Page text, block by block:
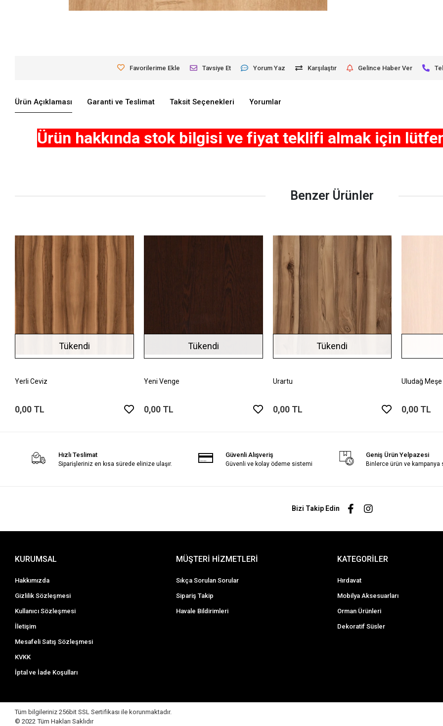
Favorilerime Ekle Tavsiye Et Yorum Yaz Karşılaştır Gelince Haber Ver
Ürün Açıklaması Garanti ve Teslimat Taksit Seçenekleri Yorumlar
Ürün hakkında stok bilgisi ve fiyat teklifi almak için
Benzer Ürünler
Tükendi
Yerli Ceviz
0,00 TL
Tükendi
Yeni Venge
0,00 TL
Tükendi
Urartu
0,00 TL
Uludağ Meşe
0,00 TL
Hızlı Teslimat
Siparişleriniz en kısa sürede elinize ulaşır.
Güvenli Alışveriş
Güvenli ve kolay ödeme sistemi
Geniş Ürün Yelpazesi
Binlerce ürün ve kampanya
Bizi Takip Edin
KURUMSAL
Hakkımızda
Gizlilik Sözleşmesi
Kullanıcı Sözleşmesi
İletişim
Mesafeli Satış Sözleşmesi
KVKK
İptal ve İade Koşulları
MÜŞTERİ HİZMETLERİ
Sıkça Sorulan Sorular
Sipariş Takip
Havale Bildirimleri
KATEGORİLER
Hırdavat
Mobilya Aksesuarları
Orman Ürünleri
Dekoratif Süsler
Tüm bilgileriniz 256bit SSL Sertifikası ile korunmaktadır.
© 2022Tüm Hakları Saklıdır